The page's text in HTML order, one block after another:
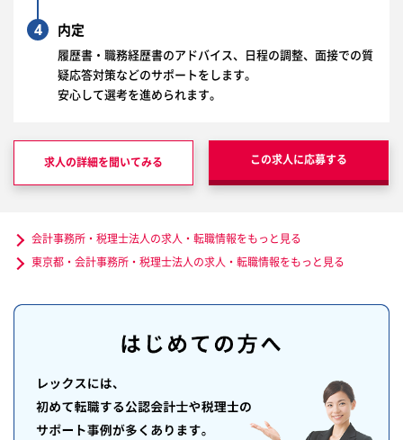
4 内定
履歴書・職務経歴書のアドバイス、日程の調整、面接での質
疑応答対策などのサポートをします。
安心して選考を進められます。
求人の詳細を聞いてみる この求人に応募する
会計事務所・税理士法人の求人・転職情報をもっと見る
東京都・会計事務所・税理士法人の求人・転職情報をもっと見る